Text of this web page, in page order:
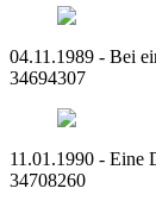
04.11.1989 - Bei
34694307
11.01.1990 - Eine
34708260